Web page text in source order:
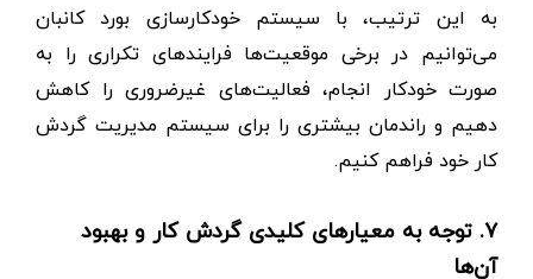
به این ترتیب، با سیستم خودکارسازی بورد کانبان
می‌توانیم در برخی موقعیت‌ها فرایندهای تکراری را به
صورت خودکار انجام، فعالیت‌های غیرضروری را کاهش
دهیم و راندمان بیشتری را برای سیستم مدیریت گردش
کار خود فراهم کنیم.
۷. توجه به معیارهای کلیدی گردش کار و بهبود
آن‌ها